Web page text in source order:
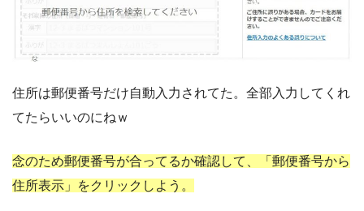
住所は郵便番号だけ自動入力されてた。全部入力してくれ
てたらいいのにねｗ
念のため郵便番号が合ってるか確認して、「郵便番号から
住所表示」をクリックしよう。